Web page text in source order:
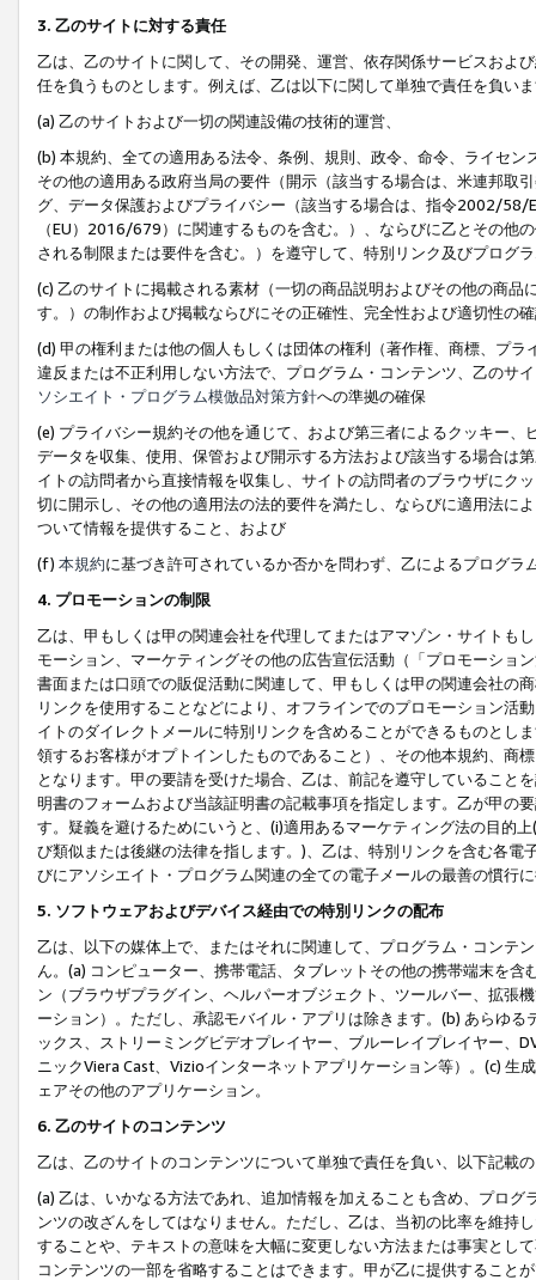
3. 乙のサイトに対する責任
乙は、乙のサイトに関して、その開発、運営、依存関係サービスおよ
任を負うものとします。例えば、乙は以下に関して単独で責任を負い
(a) 乙のサイトおよび一切の関連設備の技術的運営、
(b) 本規約、全ての適用ある法令、条例、規則、政令、命令、ライセ
その他の適用ある政府当局の要件（開示（該当する場合は、米連邦取
グ、データ保護およびプライバシー（該当する場合は、指令2002/58/
（EU）2016/679）に関連するものを含む。）、ならびに乙とその他
される制限または要件を含む。）を遵守して、特別リンク及びプログ
(c) 乙のサイトに掲載される素材（一切の商品説明およびその他の商
す。）の制作および掲載ならびにその正確性、完全性および適切性の
(d) 甲の権利または他の個人もしくは団体の権利（著作権、商標、プ
違反または不正利用しない方法で、プログラム・コンテンツ、乙のサ
ソシエイト・プログラム模倣品対策方針への準拠の確保
(e) プライバシー規約その他を通じて、および第三者によるクッキー
データを収集、使用、保管および開示する方法および該当する場合は
イトの訪問者から直接情報を収集し、サイトの訪問者のブラウザにク
切に開示し、その他の適用法の法的要件を満たし、ならびに適用法に
ついて情報を提供すること、および
(f) 本規約に基づき許可されているか否かを問わず、乙によるプログ
4. プロモーションの制限
乙は、甲もしくは甲の関連会社を代理してまたはアマゾン・サイトも
モーション、マーケティングその他の広告宣伝活動（「プロモーショ
書面または口頭での販促活動に関連して、甲もしくは甲の関連会社の
リンクを使用することなどにより、オフラインでのプロモーション活
イトのダイレクトメールに特別リンクを含めることができるものとし
領するお客様がオプトインしたものであること）、その他本規約、商
となります。甲の要請を受けた場合、乙は、前記を遵守していること
明書のフォームおよび当該証明書の記載事項を指定します。乙が甲の
す。疑義を避けるためにいうと、(i)適用あるマーケティング法の目的
び類似または後継の法律を指します。)、乙は、特別リンクを含む各
びにアソシエイト・プログラム関連の全ての電子メールの最善の慣行
5. ソフトウェアおよびデバイス経由での特別リンクの配布
乙は、以下の媒体上で、またはそれに関連して、プログラム・コンテ
ん。(a) コンピューター、携帯電話、タブレットその他の携帯端末を
ン（ブラウザプラグイン、ヘルパーオブジェクト、ツールバー、拡張
ーション）。ただし、承認モバイル・アプリは除きます。(b) あらゆ
ックス、ストリーミングビデオプレイヤー、ブルーレイプレイヤー、
ニックViera Cast、Vizioインターネットアプリケーション等）。(c)
ェアその他のアプリケーション。
6. 乙のサイトのコンテンツ
乙は、乙のサイトのコンテンツについて単独で責任を負い、以下記載
(a) 乙は、いかなる方法であれ、追加情報を加えることも含め、プロ
ンツの改ざんをしてはなりません。ただし、乙は、当初の比率を維持
することや、テキストの意味を大幅に変更しない方法または事実とし
コンテンツの一部を省略することはできます。甲が乙に提供すること